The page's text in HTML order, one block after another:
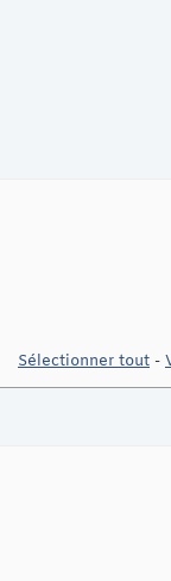
Sélectionner tout -